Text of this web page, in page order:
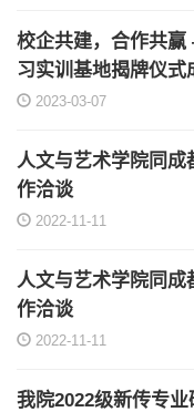
校企共建，合作共
习实训基地揭牌仪式
2023-03-07
人文与艺术学院同
作洽谈
2022-11-11
人文与艺术学院同
作洽谈
2022-11-11
我院2022级新传专